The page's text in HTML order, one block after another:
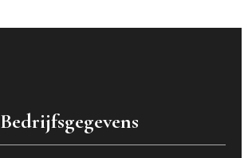
Bedrijfsgegevens